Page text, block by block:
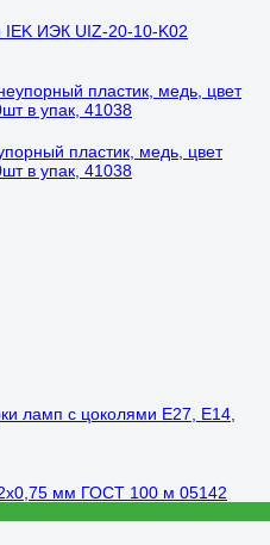
ИЭК UIZ-20-10-K02
пластик, медь, цвет
в упак, 41038
ламп с цоколями Е27, Е14,